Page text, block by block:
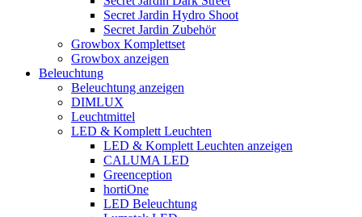
Secret Jardin Hydro Shoot
Secret Jardin Zubehör
Growbox Komplettset
Growbox anzeigen
Beleuchtung
Beleuchtung anzeigen
DIMLUX
Leuchtmittel
LED & Komplett Leuchten
LED & Komplett Leuchten anzeigen
CALUMA LED
Greenception
hortiOne
LED Beleuchtung